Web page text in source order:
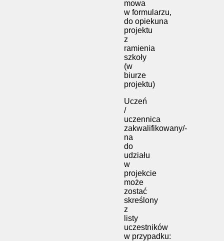
mowa
w formularzu,
do opiekuna
projektu
z
ramienia
szkoły
(w
biurze
projektu)
Uczeń
/
uczennica
zakwalifikowany/-
na
do
udziału
w
projekcie
może
zostać
skreślony
z
listy
uczestników
w przypadku: